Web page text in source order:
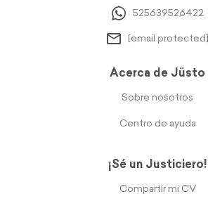
525639526422
[email protected]
Acerca de Jüsto
Sobre nosotros
Centro de ayuda
¡Sé un Justiciero!
Compartir mi CV